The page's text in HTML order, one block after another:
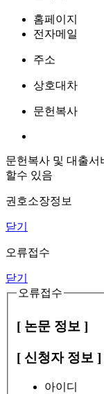
홈페이지
전자메일
주소
상호대차
문헌복사
문헌복사 및 대출서
할수 있음
권호소장정보
닫기
오류접수
닫기
오류접수
[ 논문 정보 ]
[ 신청자 정보 ]
아이디